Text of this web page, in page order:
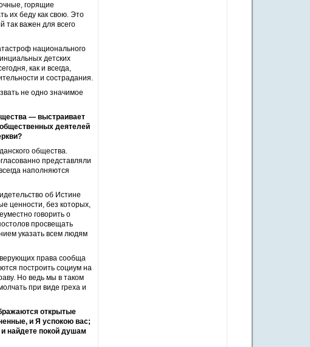
горящие
их беду как свою. Это
так важен для всего
национального
детских
как и всегда,
и сострадания.
не одно значимое
— выстраивает
деятелей
общества.
представляли
наполняются
об Истине
ценности, без которых,
говорить о
просвещать
указать всем людям
права сообща
построить социум на
Но ведь мы в таком
при виде греха и
открытые
и Я успокою вас;
найдете покой душам